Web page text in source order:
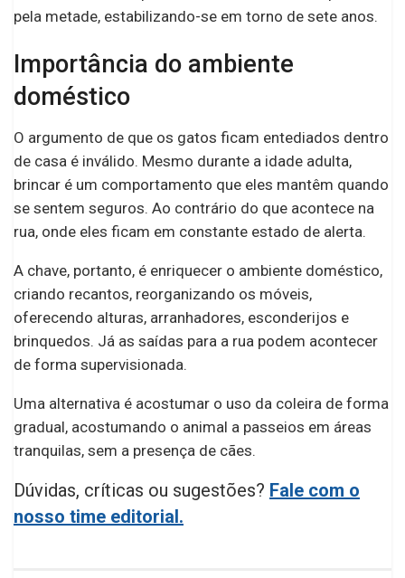
pela metade, estabilizando-se em torno de sete anos.
Importância do ambiente
doméstico
O argumento de que os gatos ficam entediados dentro
de casa é inválido. Mesmo durante a idade adulta,
brincar é um comportamento que eles mantêm quando
se sentem seguros. Ao contrário do que acontece na
rua, onde eles ficam em constante estado de alerta.
A chave, portanto, é enriquecer o ambiente doméstico,
criando recantos, reorganizando os móveis,
oferecendo alturas, arranhadores, esconderijos e
brinquedos. Já as saídas para a rua podem acontecer
de forma supervisionada.
Uma alternativa é acostumar o uso da coleira de forma
gradual, acostumando o animal a passeios em áreas
tranquilas, sem a presença de cães.
Dúvidas, críticas ou sugestões? Fale com o
nosso time editorial.